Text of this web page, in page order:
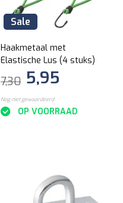
Sale
Haakmetaal met
Elastische Lus (4 stuks)
7,30 5,95
Nog niet gewaardeerd
OP VOORRAAD